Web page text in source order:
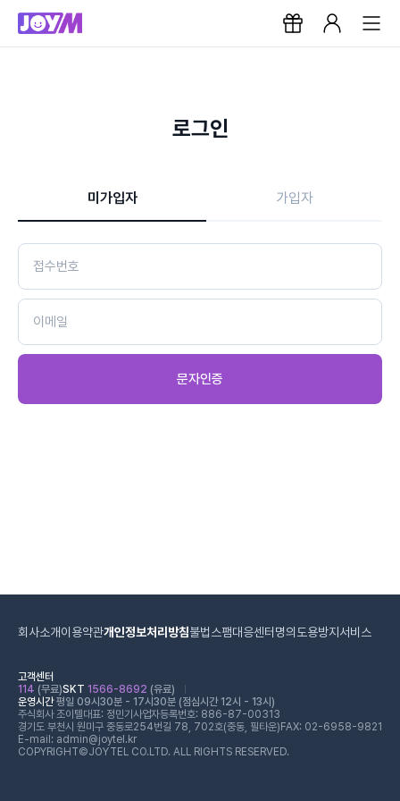
로그인
미가입자 가입자
문자인증
회사소개이용약관개인정보처리방침불법스팸대응센터 명의도용방지서비스
고객센터
114 (무료)SKT 1566-8692 (유료)
운영시간평일 09시30분 - 17시30분 (점심시간 12시 - 13시)
주식회사 조이텔대표: 정민기 사업자등록번호: 886-87-00313
경기도 부천시 원미구 중동로254번길 78, 702호(중동, 필타운) FAX: 02-6958-9821
E-mail: admin@joytel.kr
COPYRIGHT©JOYTEL CO.LTD. ALL RIGHTS RESERVED.